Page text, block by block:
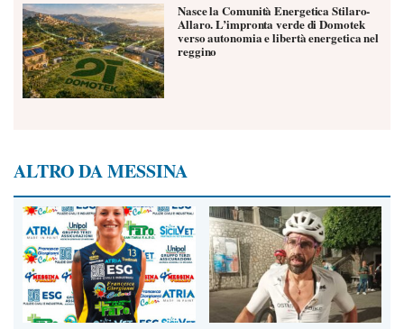
Nasce la Comunità Energetica Stilaro-
Allaro. L’impronta verde di Domotek
verso autonomia e libertà energetica nel
reggino
ALTRO DA MESSINA